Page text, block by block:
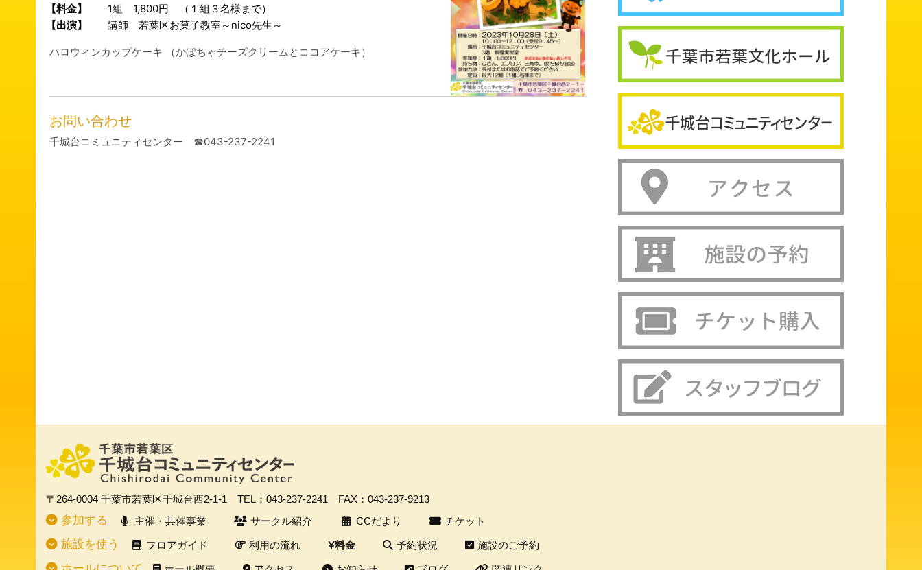
【料金】
1組 1,800円 （１組３名様まで）
【出演】
講師 若葉区お菓子教室～nico先生～
ハロウィンカップケーキ （かぼちゃチーズクリームとココアケーキ）
お問い合わせ
千城台コミュニティセンター ☎043-237-2241
〒264-0004 千葉市若葉区千城台西2-1-1 TEL：043-237-2241 FAX：043-237-9213
参加する 主催・共催事業 サークル紹介 CCだより チケット
施設を使う フロアガイド 利用の流れ 料金 予約状況 施設のご予約